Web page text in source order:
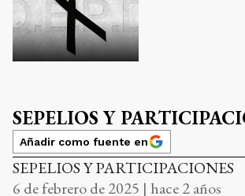
SEPELIOS Y
Añadir como fuente en
SEPELIOS Y PARTICIPACIONES
6 de febrero de 2025 | hace 2 años